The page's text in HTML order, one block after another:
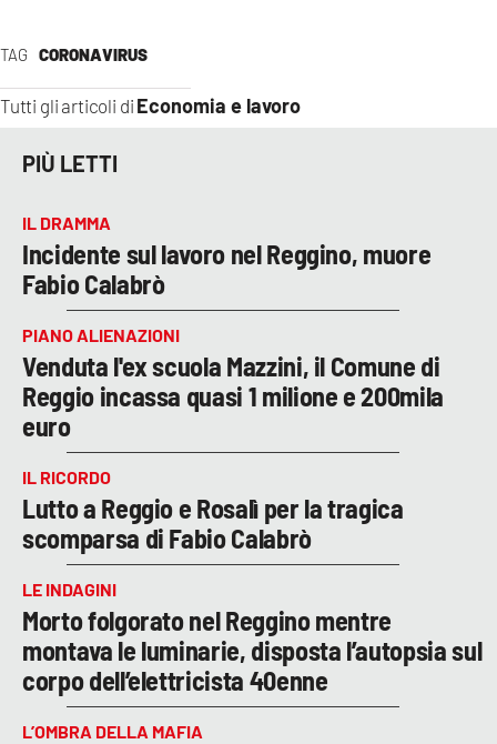
TAG CORONAVIRUS
Tutti gli articoli di Economia e lavoro
PIÙ LETTI
IL DRAMMA
Incidente sul lavoro nel Reggino, muore
Fabio Calabrò
PIANO ALIENAZIONI
Venduta l'ex scuola Mazzini, il Comune di
Reggio incassa quasi 1 milione e 200mila
euro
IL RICORDO
Lutto a Reggio e Rosalì per la tragica
scomparsa di Fabio Calabrò
LE INDAGINI
Morto folgorato nel Reggino mentre
montava le luminarie, disposta l’autopsia sul
corpo dell’elettricista 40enne
L’OMBRA DELLA MAFIA